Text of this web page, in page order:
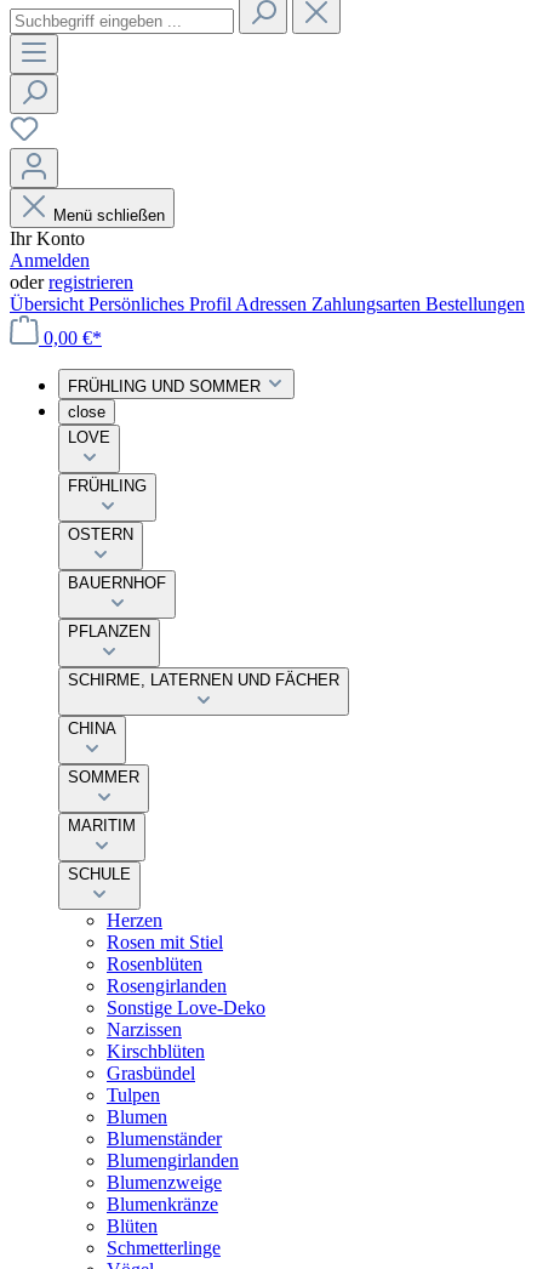
Menü schließen
Ihr Konto
Anmelden
oderregistrieren
Übersicht Persönliches Profil Adressen Zahlungsarten Bestellungen
0,00 €*
FRÜHLING UND SOMMER
close
LOVE
FRÜHLING
OSTERN
BAUERNHOF
PFLANZEN
SCHIRME, LATERNEN UND FÄCHER
CHINA
SOMMER
MARITIM
SCHULE
Herzen
Rosen mit Stiel
Rosenblüten
Rosengirlanden
Sonstige Love-Deko
Narzissen
Kirschblüten
Grasbündel
Tulpen
Blumen
Blumenständer
Blumengirlanden
Blumenzweige
Blumenkränze
Blüten
Schmetterlinge